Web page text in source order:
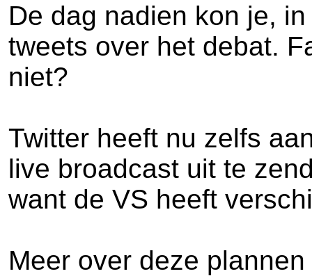
De dag nadien kon je,
tweets over het debat.
niet?
Twitter heeft nu zelfs
live broadcast uit te
want de VS heeft
Meer over deze